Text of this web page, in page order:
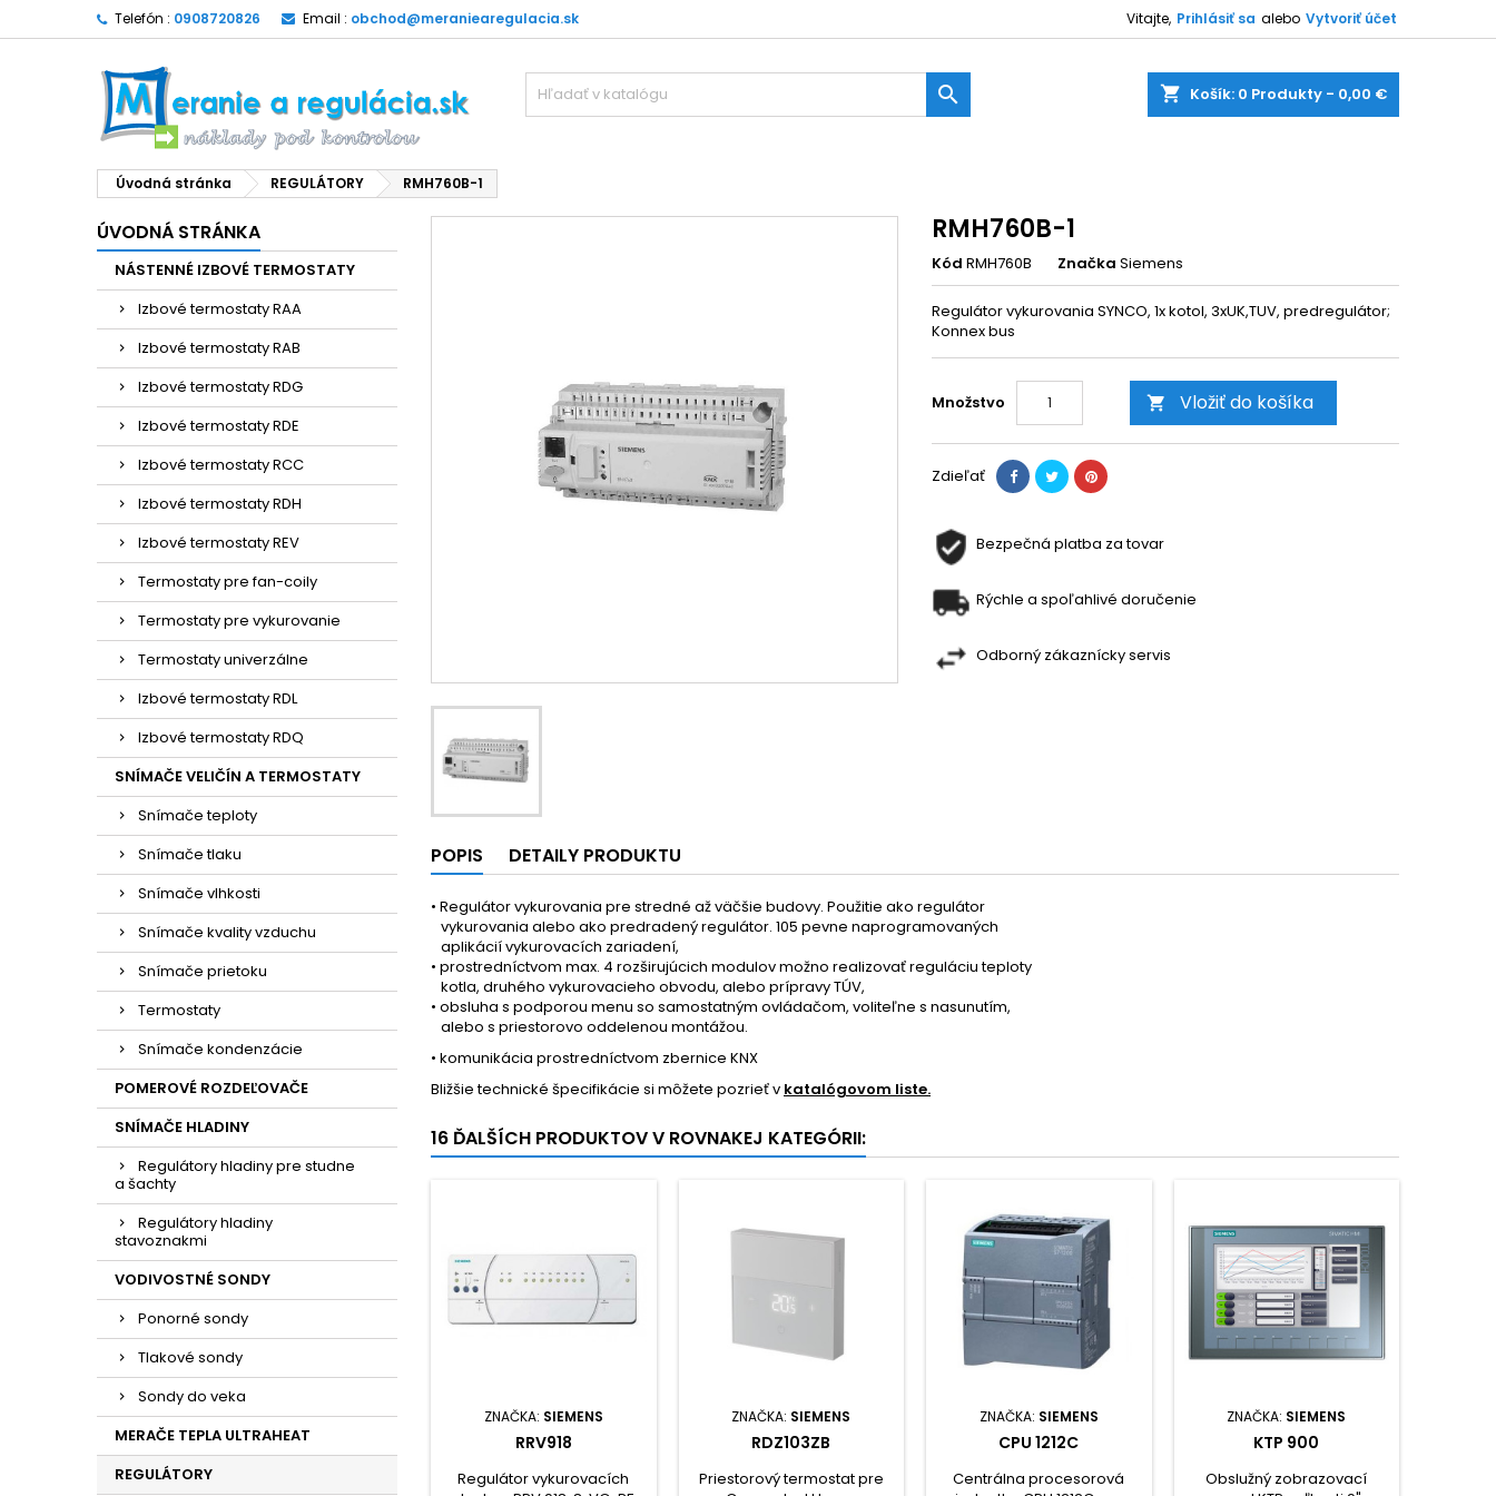
Telefón : 0908720826 Email : obchod@meraniearegulacia.sk Vitajte, Prihlásiť sa alebo Vytvoriť účet
shopping_cart Košík: 0 Produkty - 0,00 €

Úvodná stránka REGULÁTORY RMH760B-1
ÚVODNÁ STRÁNKA
NÁSTENNÉ IZBOVÉ TERMOSTATY
Izbové termostaty RAA
Izbové termostaty RAB
Izbové termostaty RDG
Izbové termostaty RDE
Izbové termostaty RCC
Izbové termostaty RDH
Izbové termostaty REV
Termostaty pre fan-coily
Termostaty pre vykurovanie
Termostaty univerzálne
Izbové termostaty RDL
Izbové termostaty RDQ
SNÍMAČE VELIČÍN A TERMOSTATY
Snímače teploty
Snímače tlaku
Snímače vlhkosti
Snímače kvality vzduchu
Snímače prietoku
Termostaty
Snímače kondenzácie
POMEROVÉ ROZDEĽOVAČE
SNÍMAČE HLADINY
Regulátory hladiny pre studne
a šachty
Regulátory hladiny
stavoznakmi
VODIVOSTNÉ SONDY
Ponorné sondy
Tlakové sondy
Sondy do veka
MERAČE TEPLA ULTRAHEAT
REGULÁTORY
RMH760B-1
Kód RMH760B Značka Siemens
Regulátor vykurovania SYNCO, 1x kotol, 3xUK,TUV, predregulátor;
Konnex bus
Množstvo  Vložiť do košíka
Zdieľať
Bezpečná platba za tovar
Rýchle a spoľahlivé doručenie
Odborný zákaznícky servis
POPIS DETAILY PRODUKTU
• Regulátor vykurovania pre stredné až väčšie budovy. Použitie ako regulátor
vykurovania alebo ako predradený regulátor. 105 pevne naprogramovaných
aplikácií vykurovacích zariadení,
• prostredníctvom max. 4 rozširujúcich modulov možno realizovať reguláciu teploty
kotla, druhého vykurovacieho obvodu, alebo prípravy TÚV,
• obsluha s podporou menu so samostatným ovládačom, voliteľne s nasunutím,
alebo s priestorovo oddelenou montážou.
• komunikácia prostredníctvom zbernice KNX
Bližšie technické špecifikácie si môžete pozrieť v katalógovom liste.
16 ĎALŠÍCH PRODUKTOV V ROVNAKEJ KATEGÓRII:
ZNAČKA: SIEMENS
RRV918
Regulátor vykurovacích
ZNAČKA: SIEMENS
RDZ103ZB
Priestorový termostat pre
ZNAČKA: SIEMENS
CPU 1212C
Centrálna procesorová
ZNAČKA: SIEMENS
KTP 900
Obslužný zobrazovací